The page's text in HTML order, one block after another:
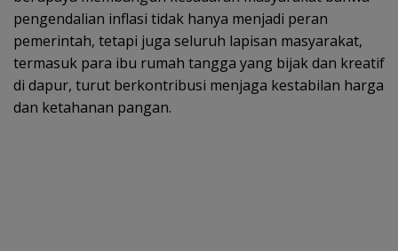
pengendalian inflasi tidak hanya menjadi peran
pemerintah, tetapi juga seluruh lapisan masyarakat,
termasuk para ibu rumah tangga yang bijak dan kreatif
di dapur, turut berkontribusi menjaga kestabilan harga
dan ketahanan pangan.